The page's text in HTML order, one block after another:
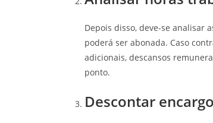
Depois disso, deve-se analisar
poderá ser abonada. Caso
adicionais, descansos
ponto.
Descontar